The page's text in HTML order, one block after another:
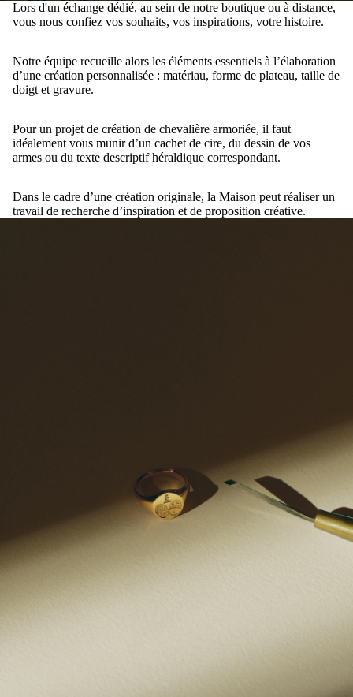
Lors d'un échange dédié, au sein de notre boutique ou à distance,
vous nous confiez vos souhaits, vos inspirations, votre histoire.
Notre équipe recueille alors les éléments essentiels à l’élaboration
d’une création personnalisée : matériau, forme de plateau, taille de
doigt et gravure.
Pour un projet de création de chevalière armoriée, il faut
idéalement vous munir d’un cachet de cire, du dessin de vos
armes ou du texte descriptif héraldique correspondant.
Dans le cadre d’une création originale, la Maison peut réaliser un
travail de recherche d’inspiration et de proposition créative.